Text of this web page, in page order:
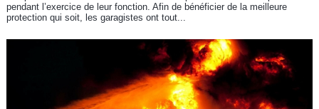
pendant l’exercice de leur fonction. Afin de bénéficier de la meilleure
protection qui soit, les garagistes ont tout...